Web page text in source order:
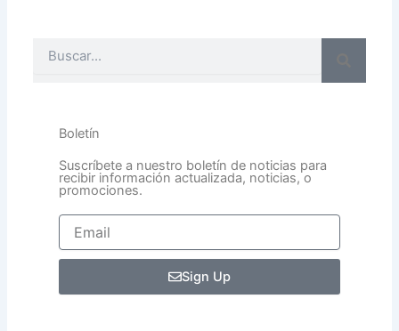
Boletín
Suscríbete a nuestro boletín de noticias para
recibir información actualizada, noticias, o
promociones.
Email
Sign Up